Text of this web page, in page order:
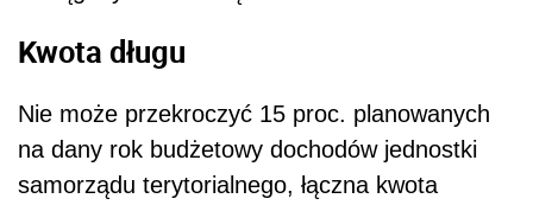
Kwota długu
Nie może przekroczyć 15 proc. planowanych
na dany rok budżetowy dochodów jednostki
samorządu terytorialnego, łączna kwota